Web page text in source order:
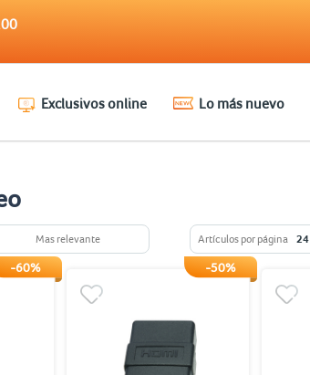
Exclusivos online Lo más nuevo
Mas relevante Artículos por página 24
-60% -50%